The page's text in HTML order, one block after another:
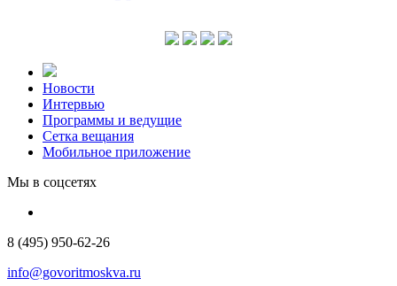
Новости
Интервью
Программы и ведущие
Сетка вещания
Мобильное приложение
Мы в соцсетях
8 (495) 950-62-26
info@govoritmoskva.ru